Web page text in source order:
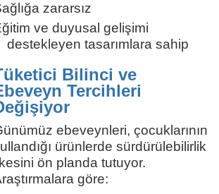
zararsız
ve duyusal gelişimi
destekleyen tasarımlara sahip
Bilinci ve
Tercihleri
ebeveynleri, çocuklarının
ürünlerde sürdürülebilirlik
ön planda tutuyor.
göre: